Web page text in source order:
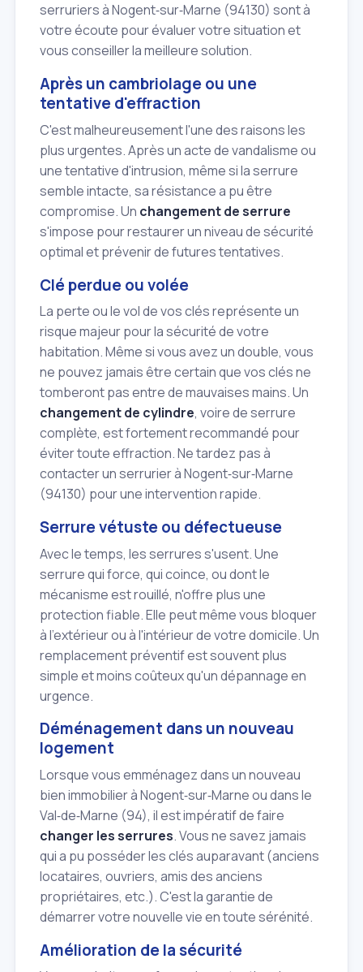
serruriers à Nogent‑sur‑Marne (94130) sont à
votre écoute pour évaluer votre situation et
vous conseiller la meilleure solution.
Après un cambriolage ou une
tentative d'effraction
C'est malheureusement l'une des raisons les
plus urgentes. Après un acte de vandalisme ou
une tentative d'intrusion, même si la serrure
semble intacte, sa résistance a pu être
compromise. Un changement de serrure
s'impose pour restaurer un niveau de sécurité
optimal et prévenir de futures tentatives.
Clé perdue ou volée
La perte ou le vol de vos clés représente un
risque majeur pour la sécurité de votre
habitation. Même si vous avez un double, vous
ne pouvez jamais être certain que vos clés ne
tomberont pas entre de mauvaises mains. Un
changement de cylindre, voire de serrure
complète, est fortement recommandé pour
éviter toute effraction. Ne tardez pas à
contacter un serrurier à Nogent‑sur‑Marne
(94130) pour une intervention rapide.
Serrure vétuste ou défectueuse
Avec le temps, les serrures s'usent. Une
serrure qui force, qui coince, ou dont le
mécanisme est rouillé, n'offre plus une
protection fiable. Elle peut même vous bloquer
à l'extérieur ou à l'intérieur de votre domicile. Un
remplacement préventif est souvent plus
simple et moins coûteux qu'un dépannage en
urgence.
Déménagement dans un nouveau
logement
Lorsque vous emménagez dans un nouveau
bien immobilier à Nogent‑sur‑Marne ou dans le
Val‑de‑Marne (94), il est impératif de faire
changer les serrures. Vous ne savez jamais
qui a pu posséder les clés auparavant (anciens
locataires, ouvriers, amis des anciens
propriétaires, etc.). C'est la garantie de
démarrer votre nouvelle vie en toute sérénité.
Amélioration de la sécurité